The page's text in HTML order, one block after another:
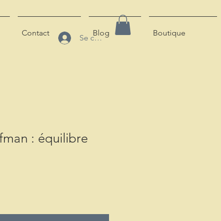
Contact Blog Boutique
Se connecter
: équilibre